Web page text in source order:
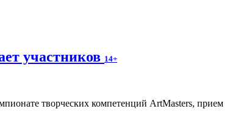
участников 14+
творческих компетенций ArtMasters, прием